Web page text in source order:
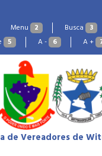
Menu 2 Busca 3
5 A - 6 A +
de Vereadores de